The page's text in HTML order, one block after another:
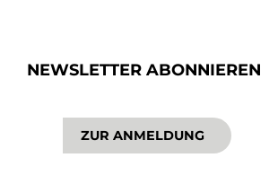
NEWSLETTER ABONNIEREN
ZUR ANMELDUNG